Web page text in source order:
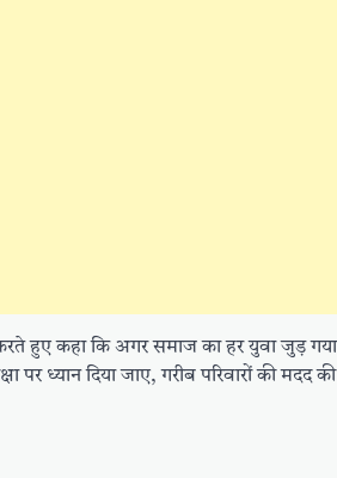
हुए कहा कि अगर समाज का हर युवा जुड़
पर ध्यान दिया जाए, गरीब परिवारों की